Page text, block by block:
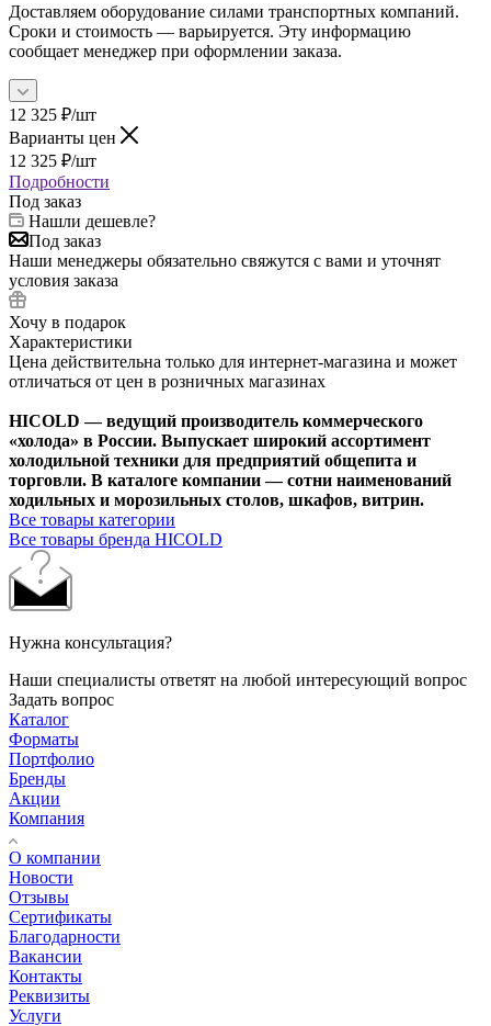
Доставляем оборудование силами транспортных компаний.
Сроки и стоимость — варьируется. Эту информацию
сообщает менеджер при оформлении заказа.
12 325 ₽/шт
Варианты цен
12 325 ₽/шт
Подробности
Под заказ
Нашли дешевле?
Под заказ
Наши менеджеры обязательно свяжутся с вами и уточнят
условия заказа
Хочу в подарок
Характеристики
Цена действительна только для интернет-магазина и может
отличаться от цен в розничных магазинах
HICOLD — ведущий производитель коммерческого
«холода» в России. Выпускает широкий ассортимент
холодильной техники для предприятий общепита и
торговли. В каталоге компании — сотни наименований
ходильных и морозильных столов, шкафов, витрин.
Все товары категории
Все товары бренда HICOLD
Нужна консультация?
Наши специалисты ответят на любой интересующий вопрос
Задать вопрос
Каталог
Форматы
Портфолио
Бренды
Акции
Компания
О компании
Новости
Отзывы
Сертификаты
Благодарности
Вакансии
Контакты
Реквизиты
Услуги